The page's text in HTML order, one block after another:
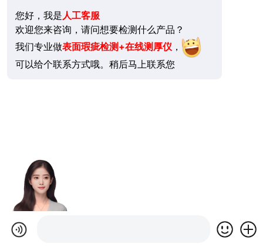
您好，我是 人工客服
欢迎您来咨询，请问想要检测什么产品？
我们专业做表面瑕疵检测+在线测厚仪 ，
可以给个联系方式哦。稍后马上联系您